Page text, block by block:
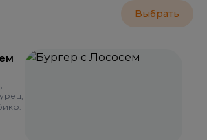
Выбрать